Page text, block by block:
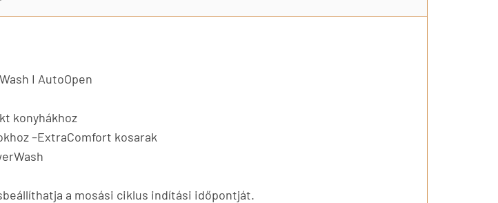
I AutoOpen
konyhákhoz
–ExtraComfort kosarak
a mosási ciklus indítási időpontját.